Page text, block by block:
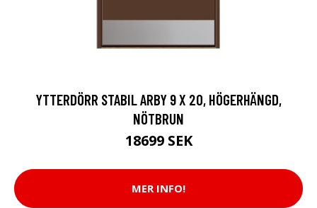
YTTERDÖRR STABIL ARBY 9 X 20, HÖGERHÄNGD,
NÖTBRUN
18699 SEK
MER INFO!